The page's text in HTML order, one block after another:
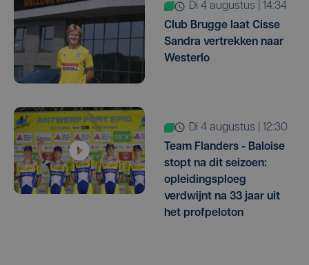
di 4 augustus | 14:34
Club Brugge laat Cisse
Sandra vertrekken naar
Westerlo
di 4 augustus | 12:30
Team Flanders - Baloise
stopt na dit seizoen:
opleidingsploeg
verdwijnt na 33 jaar uit
het profpeloton